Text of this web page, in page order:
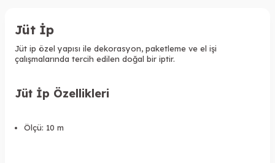
Jüt İp
Jüt ip özel yapısı ile dekorasyon, paketleme ve el işi
çalışmalarında tercih edilen doğal bir iptir.
Jüt İp Özellikleri
Ölçü: 10 m